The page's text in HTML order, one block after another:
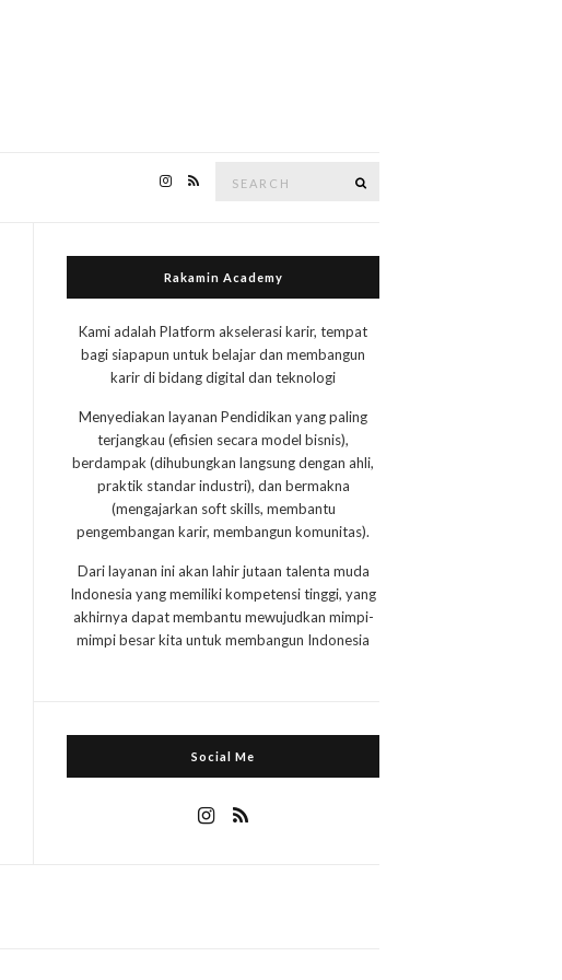
Rakamin Academy
Kami adalah Platform akselerasi karir, tempat
bagi siapapun untuk belajar dan membangun
karir di bidang digital dan teknologi
Menyediakan layanan Pendidikan yang paling
terjangkau (efisien secara model bisnis),
berdampak (dihubungkan langsung dengan ahli,
praktik standar industri), dan bermakna
(mengajarkan soft skills, membantu
pengembangan karir, membangun komunitas).
Dari layanan ini akan lahir jutaan talenta muda
Indonesia yang memiliki kompetensi tinggi, yang
akhirnya dapat membantu mewujudkan mimpi-
mimpi besar kita untuk membangun Indonesia
Social Me